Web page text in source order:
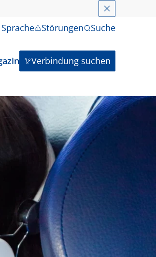
Schließen
Störungen Suche
Verbindung suchen